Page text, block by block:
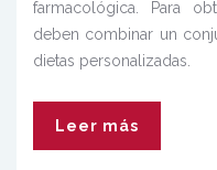
farmacológica. Para
deben combinar un
dietas personalizadas.
Leer más